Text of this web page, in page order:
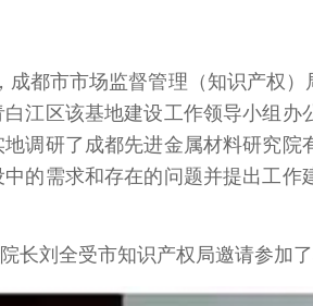
成都市市场监督管理（知识产权
江区该基地建设工作领导小组
调研了成都先进金属材料研究
中的需求和存在的问题并提出工
长刘全受市知识产权局邀请参加